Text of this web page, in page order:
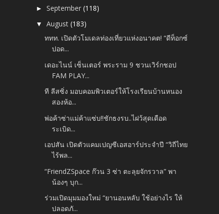
►September(118)
▼August(183)
ททท. เปิดตัวโมเดลท่องเที่ยวแห่งอนาคต! “ดีท็อกซ์
ปอด...
เดอะไนน์ เซ็นเตอร์ พระราม 9 ชวนเวิร์กชอป
FAM PLAY...
ที ลีสซิ่ง มอบคอมพิวเตอร์ให้โรงเรียนบ้านหนอง
สองห้อ...
พ่อค้าซ่าแม่ค้าแซ่บ!!ชักธงรบ..ไฝว้สุดเดือด
ระเบิด...
เอปสัน เปิดตัวแคมเปญซีเอสอาร์ประจำปี “วิถีไทย
ไร้พล...
“FriendZSpace ก๊วน 3 ซ่า ตะลุยจักรวาล” พา
น้องๆ บุก...
ร่วมเปิดมุมมองใหม่ “ยานอนหลับ ใช้อย่างไร ให้
ปลอดภั...